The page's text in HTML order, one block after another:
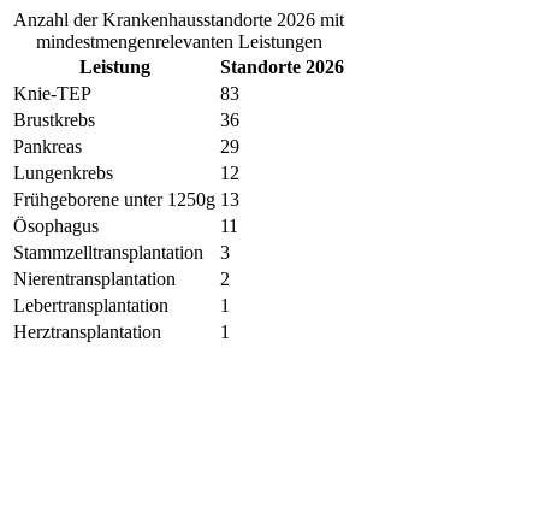
Anzahl der Krankenhausstandorte 2026 mit
mindestmengenrelevanten Leistungen
Leistung
Standorte 2026
Knie-TEP
83
Brustkrebs
36
Pankreas
29
Lungenkrebs
12
Frühgeborene unter 1250g 13
Ösophagus
11
Stammzelltransplantation
3
Nierentransplantation
2
Lebertransplantation
1
Herztransplantation
1